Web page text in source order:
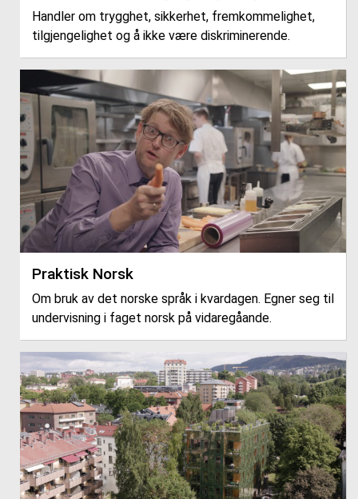
Handler om trygghet, sikkerhet, fremkommelighet,
tilgjengelighet og å ikke være diskriminerende.
Praktisk Norsk
Om bruk av det norske språk i kvardagen. Egner seg til
undervisning i faget norsk på vidaregåande.